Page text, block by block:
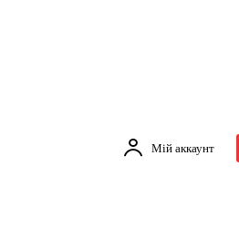
Мій аккаунт